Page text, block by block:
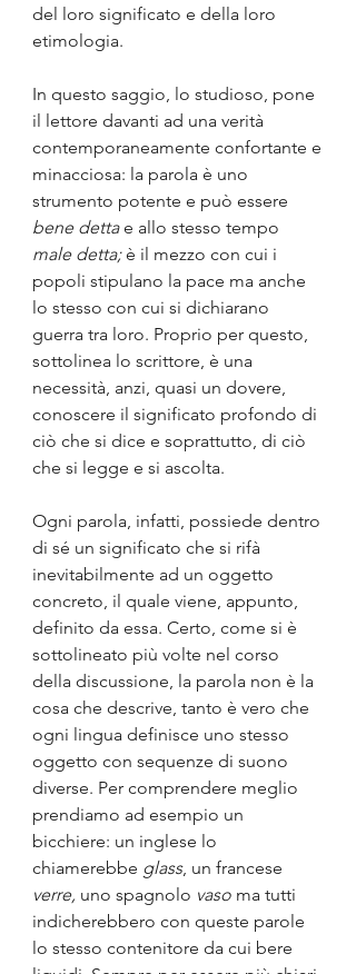
del loro significato e della loro
etimologia.
In questo saggio, lo studioso, pone
il lettore davanti ad una verità
contemporaneamente confortante e
minacciosa: la parola è uno
strumento potente e può essere
bene detta e allo stesso tempo
male detta; è il mezzo con cui i
popoli stipulano la pace ma anche
lo stesso con cui si dichiarano
guerra tra loro. Proprio per questo,
sottolinea lo scrittore, è una
necessità, anzi, quasi un dovere,
conoscere il significato profondo di
ciò che si dice e soprattutto, di ciò
che si legge e si ascolta.
Ogni parola, infatti, possiede dentro
di sé un significato che si rifà
inevitabilmente ad un oggetto
concreto, il quale viene, appunto,
definito da essa. Certo, come si è
sottolineato più volte nel corso
della discussione, la parola non è la
cosa che descrive, tanto è vero che
ogni lingua definisce uno stesso
oggetto con sequenze di suono
diverse. Per comprendere meglio
prendiamo ad esempio un
bicchiere: un inglese lo
chiamerebbe glass, un francese
verre, uno spagnolo vaso ma tutti
indicherebbero con queste parole
lo stesso contenitore da cui bere